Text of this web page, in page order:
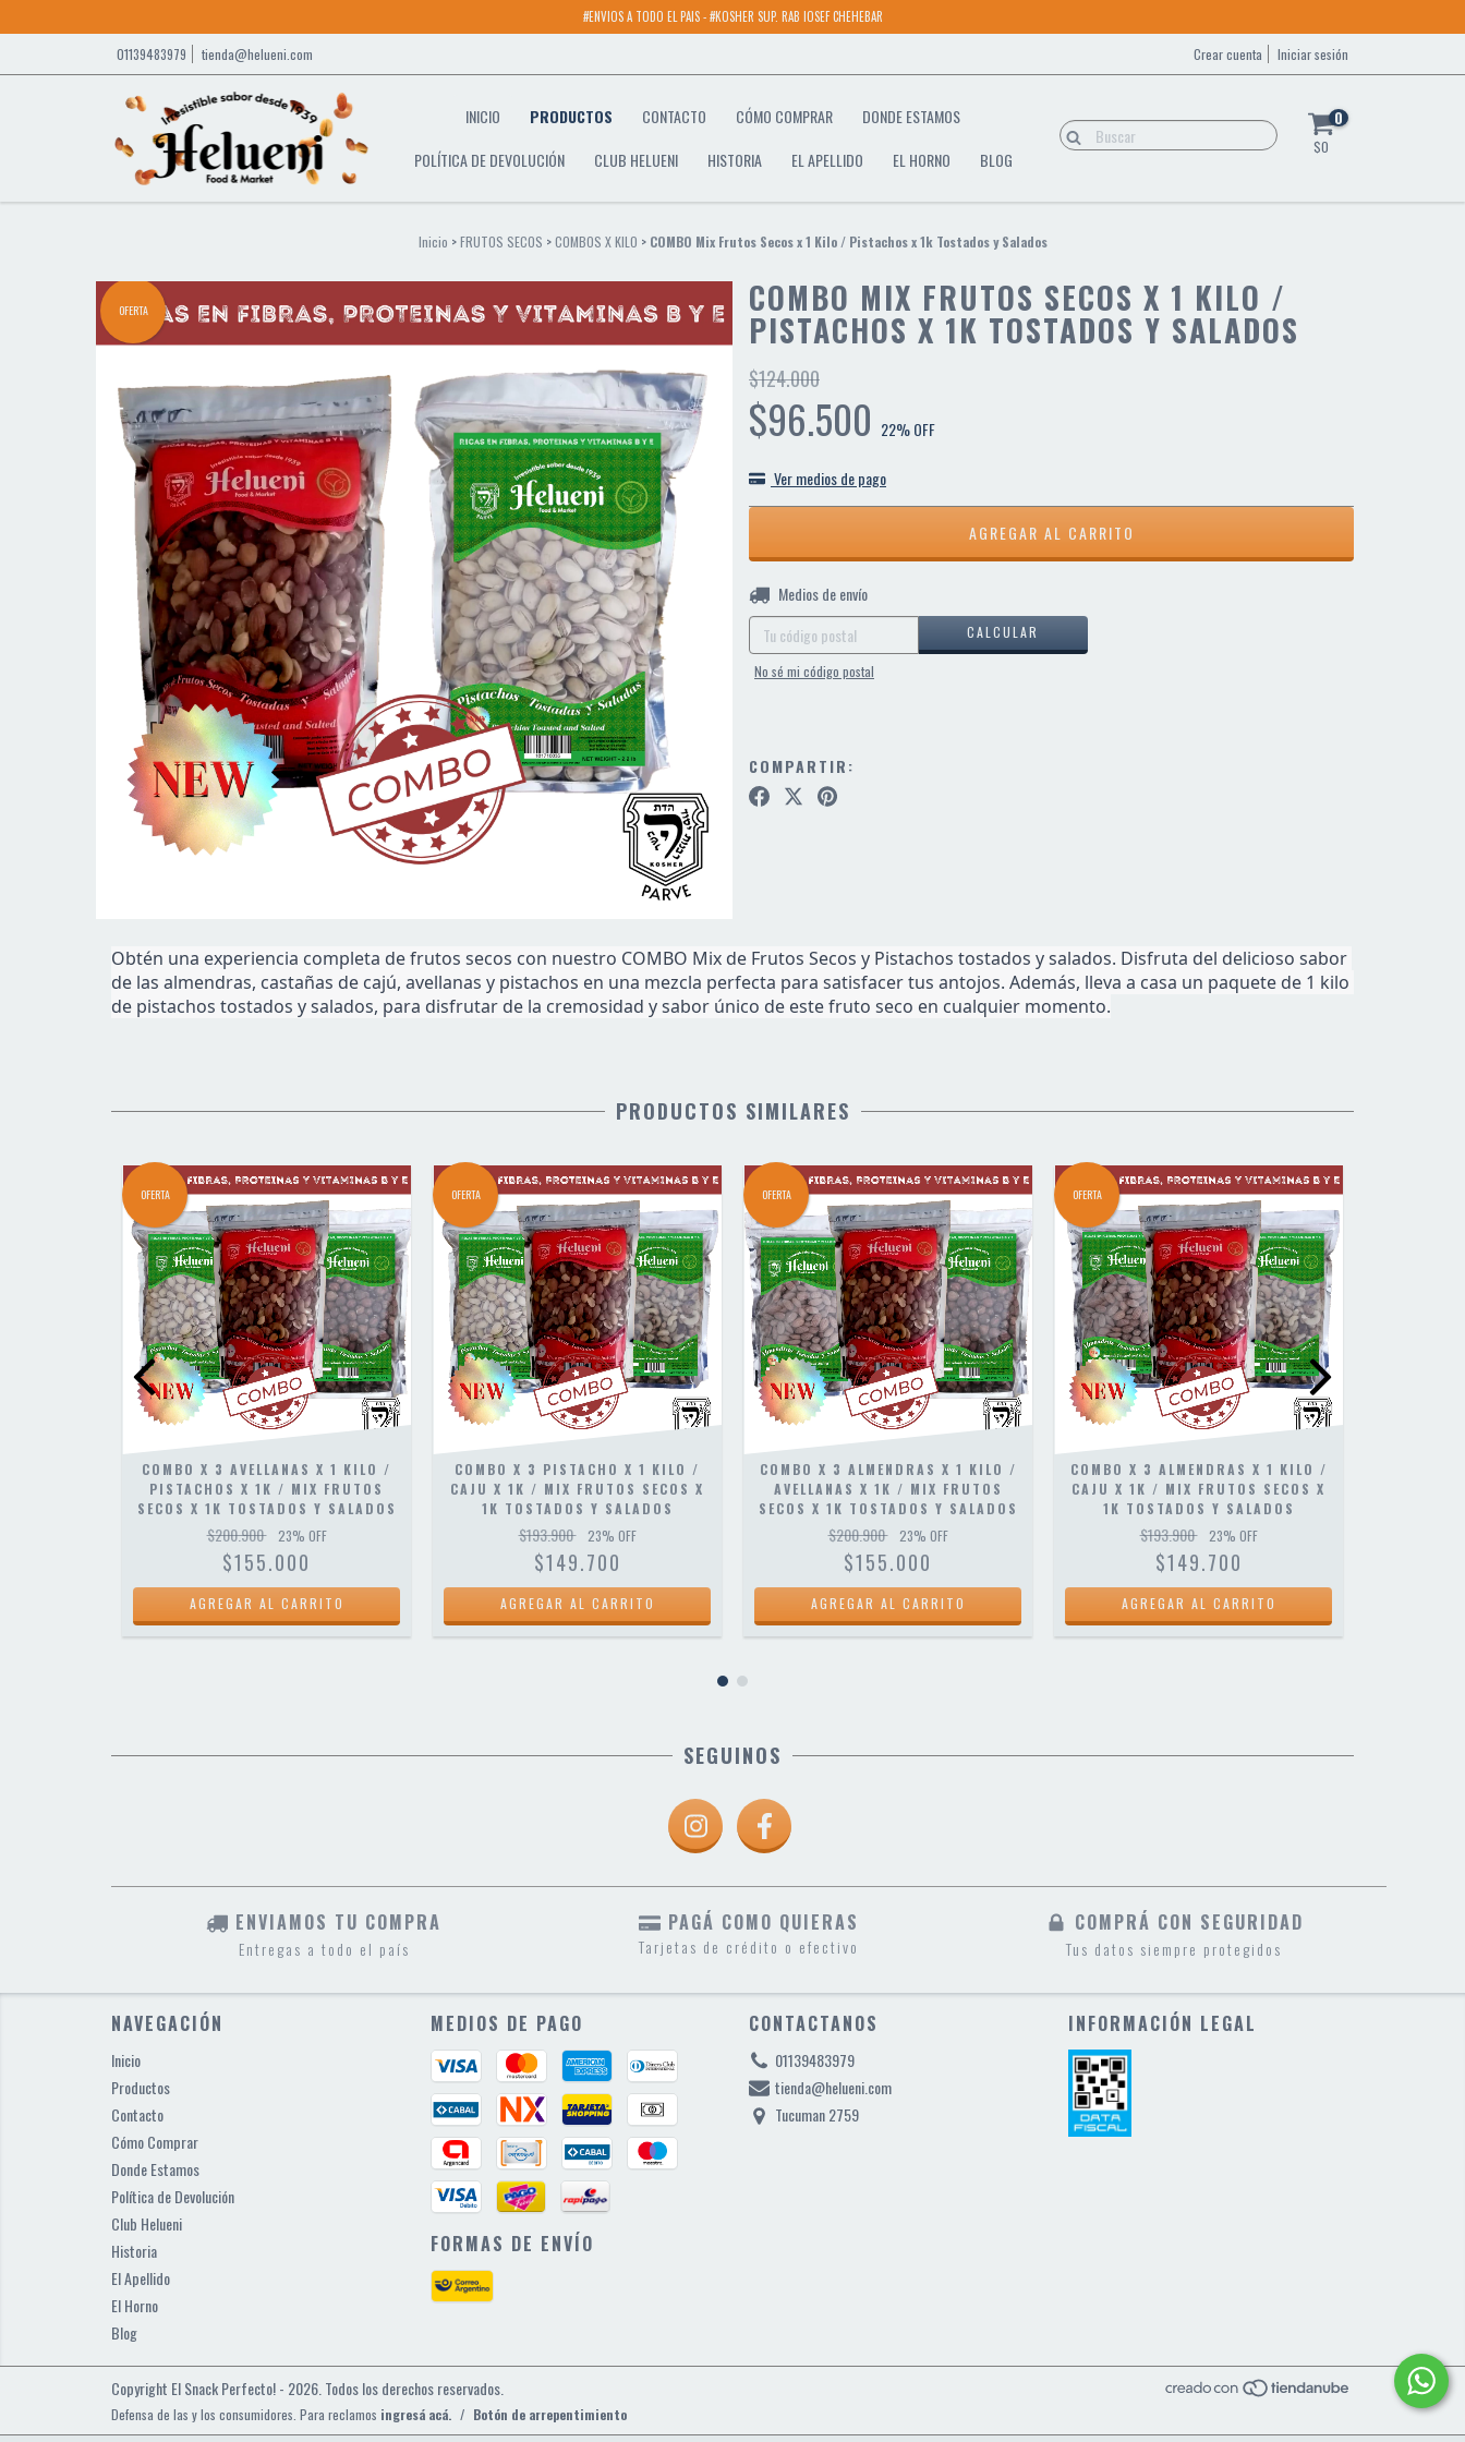
#ENVIOS A TODO EL PAIS - #KOSHER SUP. RAB IOSEF CHEHEBAR
01139483979 tienda@helueni.com Crear cuenta Iniciar sesión
INICIO PRODUCTOS CONTACTO CÓMO COMPRAR
DONDE ESTAMOS
POLÍTICA DE DEVOLUCIÓN
CLUB HELUENI HISTORIA EL APELLIDO EL HORNO BLOG
0
$0
Inicio > FRUTOS SECOS > COMBOS X KILO > COMBO Mix Frutos Secos x 1 Kilo / Pistachos x 1k Tostados y Salados
OFERTA COMBO MIX FRUTOS SECOS X 1 KILO /
PISTACHOS X 1K TOSTADOS Y SALADOS
$124.000
$96.500 22% OFF
Ver medios de pago
Entregas para el CP:
Medios de envío
CALCULAR
No sé mi código postal
COMPARTIR:
Obtén una experiencia completa de frutos secos con nuestro COMBO Mix de Frutos Secos y Pistachos tostados y salados. Disfruta del delicioso sabor
de las almendras, castañas de cajú, avellanas y pistachos en una mezcla perfecta para satisfacer tus antojos. Además, lleva a casa un paquete de 1 kilo
de pistachos tostados y salados, para disfrutar de la cremosidad y sabor único de este fruto seco en cualquier momento.
PRODUCTOS SIMILARES
OFERTA
COMBO X 3 AVELLANAS X 1 KILO /
PISTACHOS X 1K / MIX FRUTOS
SECOS X 1K TOSTADOS Y SALADOS
$200.900 23% OFF
$155.000
OFERTA
COMBO X 3 PISTACHO X 1 KILO /
CAJU X 1K / MIX FRUTOS SECOS X
1K TOSTADOS Y SALADOS
$193.900 23% OFF
$149.700
OFERTA
COMBO X 3 ALMENDRAS X 1 KILO /
AVELLANAS X 1K / MIX FRUTOS
SECOS X 1K TOSTADOS Y SALADOS
$200.900 23% OFF
$155.000
OFERTA
COMBO X 3 ALMENDRAS X 1 KILO /
CAJU X 1K / MIX FRUTOS SECOS X
1K TOSTADOS Y SALADOS
$193.900 23% OFF
$149.700
SEGUINOS
ENVIAMOS TU COMPRA
Entregas a todo el país
PAGÁ COMO QUIERAS
Tarjetas de crédito o efectivo
COMPRÁ CON SEGURIDAD
Tus datos siempre protegidos
NAVEGACIÓN
Inicio
Productos
Contacto
Cómo Comprar
Donde Estamos
Política de Devolución
Club Helueni
Historia
El Apellido
El Horno
Blog
MEDIOS DE PAGO
FORMAS DE ENVÍO
CONTACTANOS
01139483979
tienda@helueni.com
Tucuman 2759
INFORMACIÓN LEGAL
Copyright El Snack Perfecto! - 2026. Todos los derechos reservados.
Defensa de las y los consumidores. Para reclamos ingresá acá. / Botón de arrepentimiento